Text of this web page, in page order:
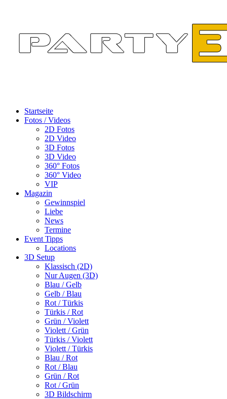
Startseite
Fotos / Videos
2D Fotos
2D Video
3D Fotos
3D Video
360° Fotos
360° Video
VIP
Magazin
Gewinnspiel
Liebe
News
Termine
Event Tipps
Locations
3D Setup
Klassisch (2D)
Nur Augen (3D)
Blau / Gelb
Gelb / Blau
Rot / Türkis
Türkis / Rot
Grün / Violett
Violett / Grün
Türkis / Violett
Violett / Türkis
Blau / Rot
Rot / Blau
Grün / Rot
Rot / Grün
3D Bildschirm